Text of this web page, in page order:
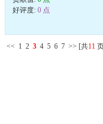
好评度: 0 点
<< 1 2 3 4 5 6 7 >> [共11